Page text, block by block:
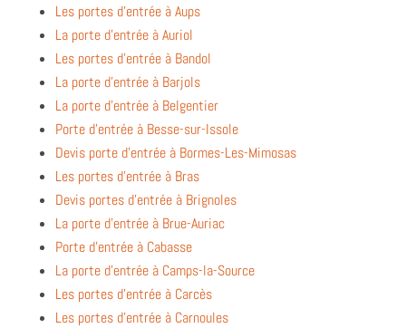
Les portes d’entrée à Aups
La porte d’entrée à Auriol
Les portes d’entrée à Bandol
La porte d’entrée à Barjols
La porte d’entrée à Belgentier
Porte d’entrée à Besse-sur-Issole
Devis porte d’entrée à Bormes-Les-Mimosas
Les portes d’entrée à Bras
Devis portes d’entrée à Brignoles
La porte d’entrée à Brue-Auriac
Porte d’entrée à Cabasse
La porte d’entrée à Camps-la-Source
Les portes d’entrée à Carcès
Les portes d’entrée à Carnoules